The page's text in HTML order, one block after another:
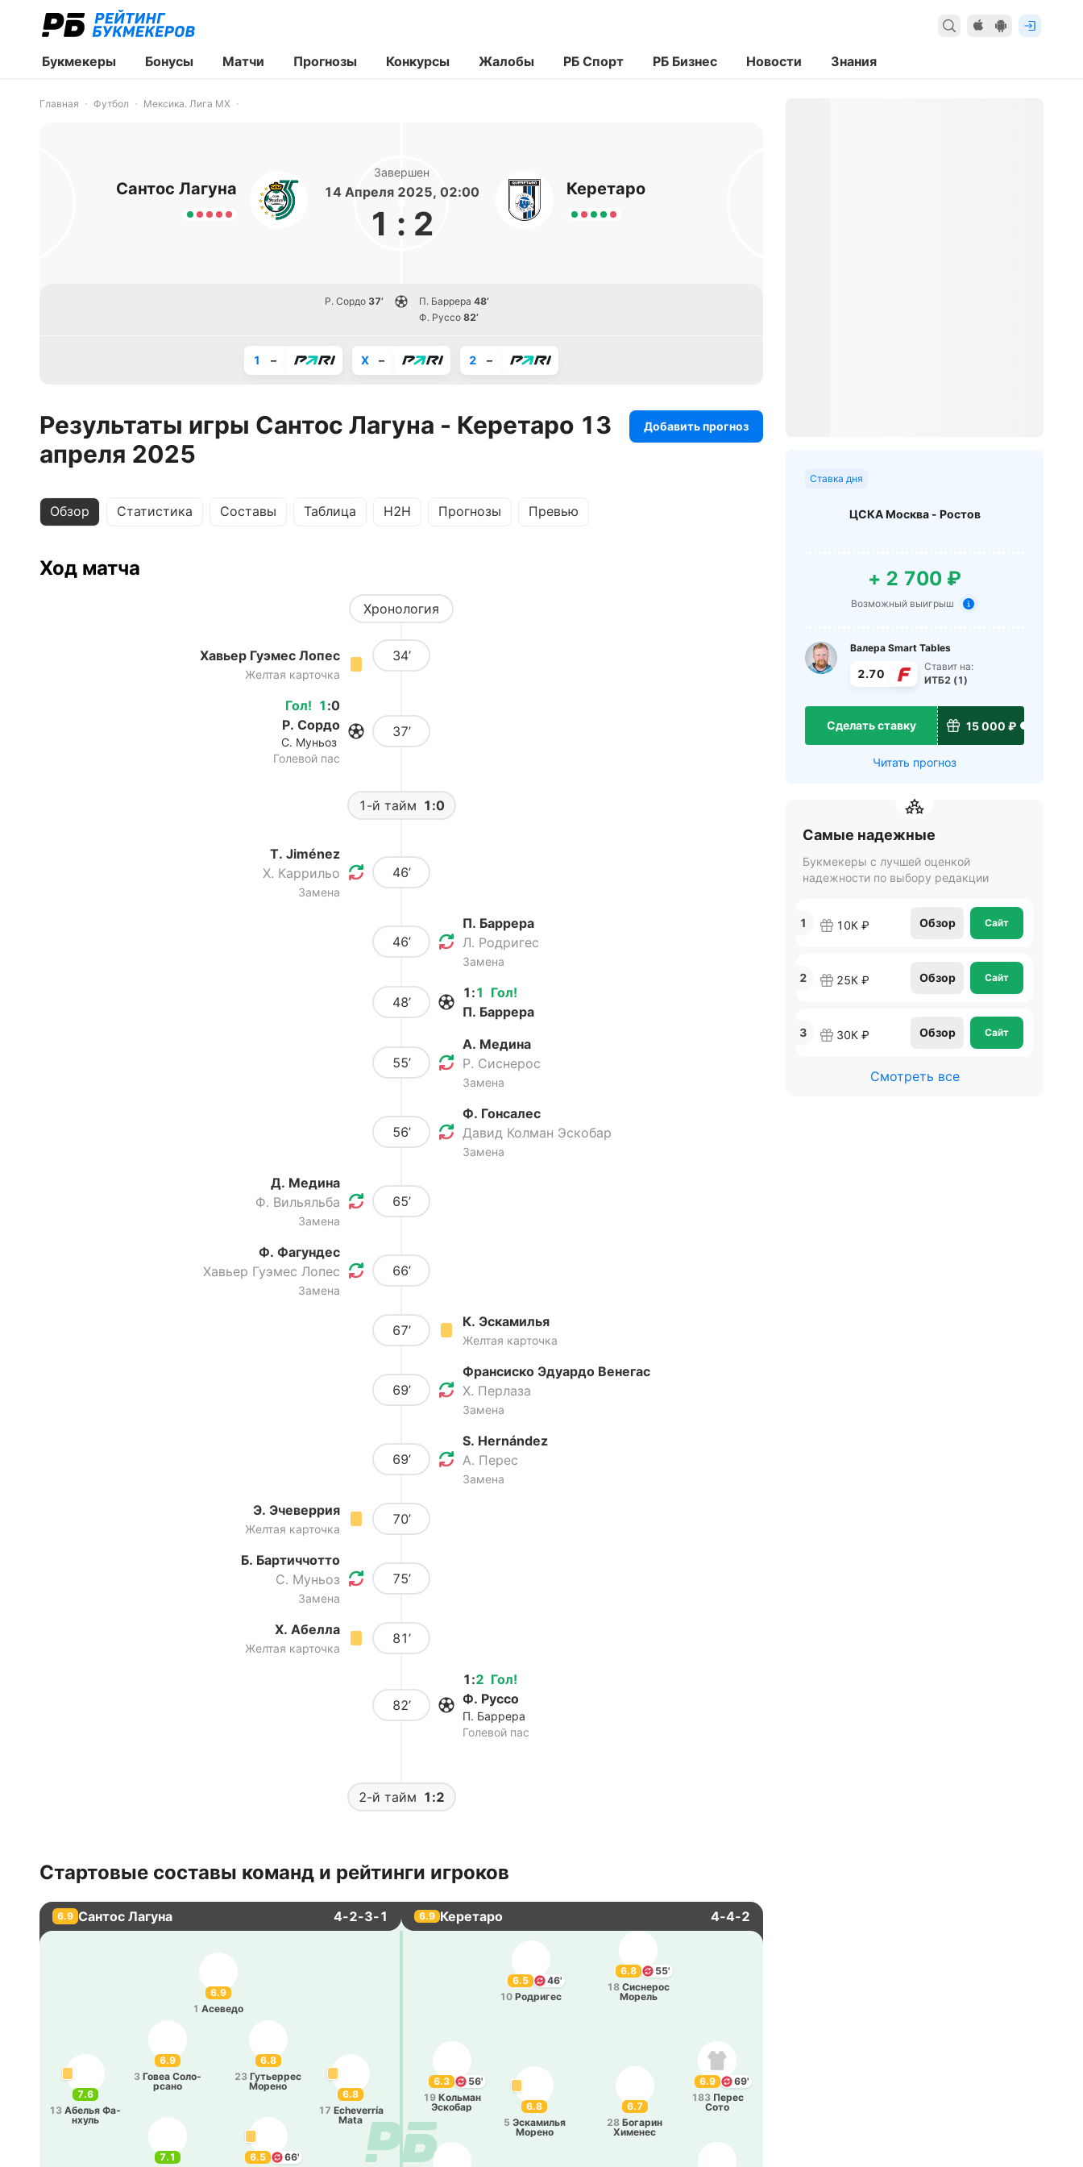
Букмекеры Бонусы Матчи Прогнозы Конкурсы Жалобы РБ Спорт РБ Бизнес Новости Знания
Главная Футбол Мексика. Лига MX
Сантос Лагуна
Завершен
14 Апреля 2025, 02:00
1 : 2
Керетаро
Р. Сордо 37’ П. Баррера 48’
Ф. Руссо 82’
1 – X – 2 –
Результаты игры Сантос Лагуна - Керетаро 13
апреля 2025
Добавить прогноз
Обзор Статистика Составы Таблица H2H Прогнозы Превью
Ход матча
Хронология
Хавьер Гуэмес Лопес
Желтая карточка
34’
Гол! 1 :0
Р. Сордо
С. Муньоз
Голевой пас
37’
1-й тайм 1:0
T. Jiménez
Х. Каррильо
Замена
46’
46’
П. Баррера
Л. Родригес
Замена
48’
Гол!
1 :1
П. Баррера
55’
А. Медина
Р. Сиснерос
Замена
56’
Ф. Гонсалес
Давид Колман Эскобар
Замена
Д. Медина
Ф. Вильяльба
Замена
65’
Ф. Фагундес
Хавьер Гуэмес Лопес
Замена
66’
67’
К. Эскамилья
Желтая карточка
69’
Франсиско Эдуардо Венегас
Х. Перлаза
Замена
69’
S. Hernández
А. Перес
Замена
Э. Эчеверрия
Желтая карточка
70’
Б. Бартиччотто
С. Муньоз
Замена
75’
Х. Абелла
Желтая карточка
81’
82’
Гол!
1 :2
Ф. Руссо
П. Баррера
Голевой пас
2-й тайм 1:2
Стартовые составы команд и рейтинги игроков
6.9 Сантос Лагуна 4-2-3-1 6.9 Керетаро 4-4-2
6.9
1 Асе­ве­до
6.8
23 Гу­тье­ррес
Морено
7.6
13 Абелья Фа­
нхуль
6.9
3 Говеа Со­ло­
рса­но
6.8
17 Echeverría
Mata
6.5
66'
7.1
6.8
5 Эска­ми­лья
Морено
6.3
56'
19 Ко­льман
Эско­бар
6.7
28 Бо­га­рин
Хи­ме­нес
6.9
69'
183 Перес
Сото
6.5
46'
10 Ро­дри­гес
6.8
55'
18 Си­сне­рос
Морель
Ставка дня
ЦСКА Москва - Ростов
+ 2 700 ₽
Возможный выигрыш
Валера Smart Tables
2.70
Ставит на:
ИТБ2 (1)
Сделать ставку 15 000 ₽
Читать прогноз
Самые надежные
Букмекеры с лучшей оценкой
надежности по выбору редакции
1 10К ₽ Обзор Сайт
2 25К ₽ Обзор Сайт
3 30К ₽ Обзор Сайт
Смотреть все